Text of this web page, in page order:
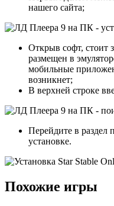
нашего сайта;
Открыв софт, стоит
размещен в
мобильные
возникнет;
В верхней строке
Перейдите в раздел
установке.
Похожие игры